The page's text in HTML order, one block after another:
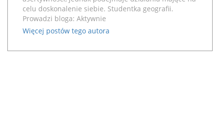
celu doskonalenie siebie. Studentka geografii.
Prowadzi bloga: Aktywnie
Więcej postów tego autora